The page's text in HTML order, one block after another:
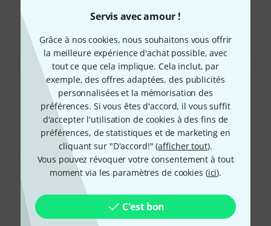
Servis avec amour !
Grâce à nos cookies, nous souhaitons vous offrir
la meilleure expérience d'achat possible, avec
tout ce que cela implique. Cela inclut, par
exemple, des offres adaptées, des publicités
personnalisées et la mémorisation des
préférences. Si vous êtes d'accord, il vous suffit
d'accepter l'utilisation de cookies à des fins de
préférences, de statistiques et de marketing en
cliquant sur "D'accord!" (afficher tout).
Vous pouvez révoquer votre consentement à tout
moment via les paramètres de cookies (ici).
C'est bon
Les prix sont indiqués avec TVA comprise
Aimez-vous ce que vous voyez ?
Partager Aide et commentaires